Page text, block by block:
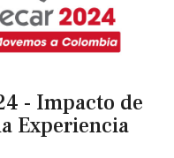
- Impacto de
Experiencia